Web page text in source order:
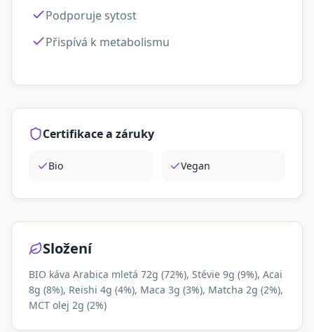
Podporuje sytost
Přispívá k metabolismu
Certifikace a záruky
Bio Vegan
Složení
BIO káva Arabica mletá 72g (72%), Stévie 9g (9%), Acai
8g (8%), Reishi 4g (4%), Maca 3g (3%), Matcha 2g (2%),
MCT olej 2g (2%)